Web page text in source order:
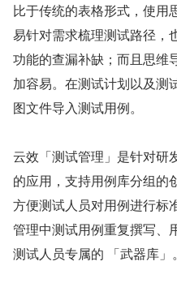
比于传统的表格形式，使用
易针对需求梳理测试路径，
功能的查漏补缺；而且思维
加容易。在测试计划以及测
图文件导入测试用例。
云效「测试管理」是针对研
的应用，支持用例库分组的
方便测试人员对用例进行标
管理中测试用例重复撰写、
测试人员专属的 「武器库」。